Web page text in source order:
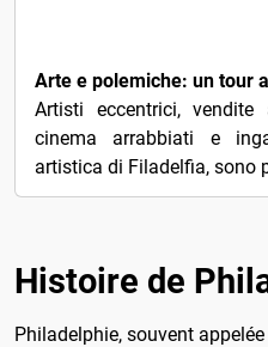
Artisti eccentrici,
cinema arrabbiati e
artistica di Filadelfia, sono
Histoire de
Philadelphie, souvent